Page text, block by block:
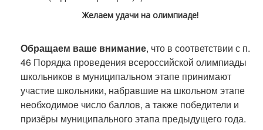
Желаем удачи на олимпиаде!
Обращаем ваше внимание, что в соответствии с п.
46 Порядка проведения всероссийской олимпиады
школьников в муниципальном этапе принимают
участие школьники, набравшие на школьном этапе
необходимое число баллов, а также победители и
призёры муниципального этапа предыдущего года.